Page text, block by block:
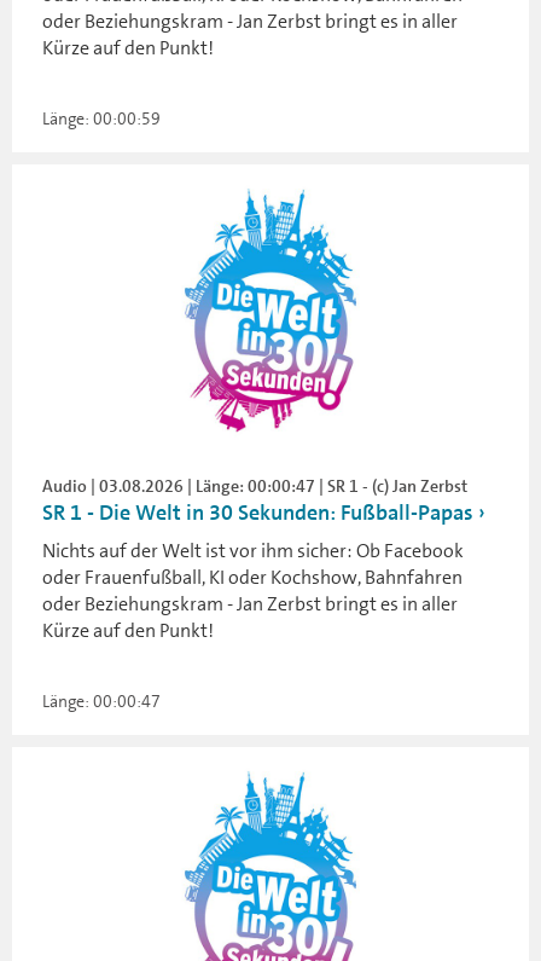
oder Beziehungskram - Jan Zerbst bringt es in aller
Kürze auf den Punkt!
Länge: 00:00:59
Audio | 03.08.2026 | Länge: 00:00:47 | SR 1 - (c) Jan Zerbst
SR 1 - Die Welt in 30 Sekunden: Fußball-Papas
Nichts auf der Welt ist vor ihm sicher: Ob Facebook
oder Frauenfußball, KI oder Kochshow, Bahnfahren
oder Beziehungskram - Jan Zerbst bringt es in aller
Kürze auf den Punkt!
Länge: 00:00:47